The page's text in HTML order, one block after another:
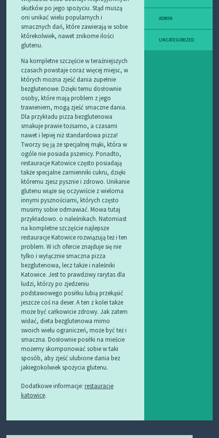
skutków po jego spożyciu. Stąd muszą
oni unikać wielu popularnych i
smacznych dań, które zawierają w sobie
którekolwiek, nawet znikome ilości
glutenu.
Na kompletne szczęście w teraźniejszych
czasach powstaje coraz więcej miejsc, w
których można zjeść dania zupełnie
bezglutenowe. Dzięki temu dosłownie
osoby, które mają problem z jego
trawieniem, mogą zjeść smaczne dania.
Dla przykładu pizza bezglutenowa
smakuje prawie tożsamo, a czasami
nawet i lepiej niż standardowa pizza!
Tworzy się ją ze specjalnej mąki, która w
ogóle nie posiada pszenicy. Ponadto,
restauracje Katowice często posiadają
także specjalne zamienniki cukru, dzięki
któremu zjesz pysznie i zdrowo. Unikanie
glutenu wiąże się oczywiście z wieloma
innymi pysznościami, których często
musimy sobie odmawiać. Mowa tutaj
przykładowo. o naleśnikach. Natomiast
na kompletne szczęście najlepsze
restauracje Katowice rozwiązują też i ten
problem. W ich ofercie znajduje się nie
tylko i wyłącznie smaczna pizza
bezglutenowa, lecz także i naleśniki
Katowice. Jest to prawdziwy rarytas dla
ludzi, którzy po zjedzeniu
podstawowego posiłku lubią przekąsić
jeszcze coś na deser. A ten z kolei także
może być całkowicie zdrowy. Jak zatem
widać, dieta bezglutenowa mimo
swoich wielu ograniczeń, może być też i
smaczna. Dosłownie posiłki na mieście
możemy skomponować sobie w taki
sposób, aby zjeść ulubione dania bez
jakiegokolwiek spożycia glutenu.
Dodatkowe informacje: restauracje
katowice.
ADMIN
UNCATEGORIZED